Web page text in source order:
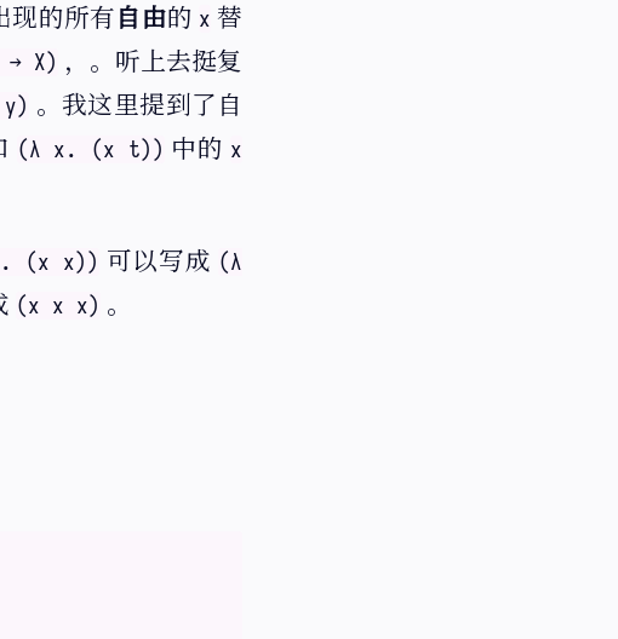
现的所有 自由的 x 替
→ X) ，。听上去挺复
。我这里提到了自
(λ x. (x t)) 中的 x
(x x)) 可以写成 (λ
(x x x) 。